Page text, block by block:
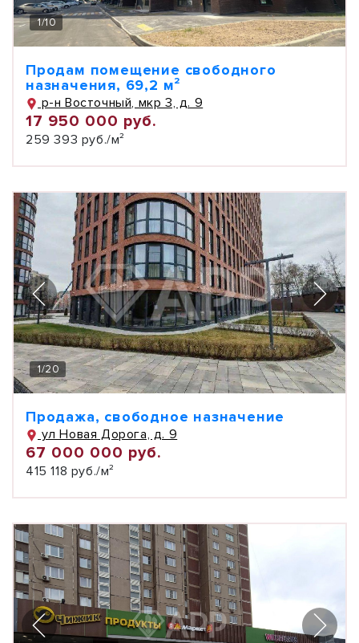
1/10
Продам помещение свободного
назначения, 69,2 м²
р-н Восточный, мкр 3, д. 9
17 950 000 руб.
259 393 руб./м²
1/20
Продажа, свободное назначение
ул Новая Дорога, д. 9
67 000 000 руб.
415 118 руб./м²